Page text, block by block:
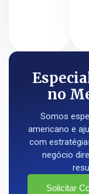
no
Somos
americano e
com
negócio
Solicitar